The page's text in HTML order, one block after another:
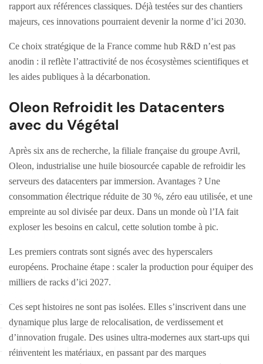
rapport aux références classiques. Déjà testées sur des chantiers
majeurs, ces innovations pourraient devenir la norme d’ici 2030.
Ce choix stratégique de la France comme hub R&D n’est pas
anodin : il reflète l’attractivité de nos écosystèmes scientifiques et
les aides publiques à la décarbonation.
Oleon Refroidit les Datacenters
avec du Végétal
Après six ans de recherche, la filiale française du groupe Avril,
Oleon, industrialise une huile biosourcée capable de refroidir les
serveurs des datacenters par immersion. Avantages ? Une
consommation électrique réduite de 30 %, zéro eau utilisée, et une
empreinte au sol divisée par deux. Dans un monde où l’IA fait
exploser les besoins en calcul, cette solution tombe à pic.
Les premiers contrats sont signés avec des hyperscalers
européens. Prochaine étape : scaler la production pour équiper des
milliers de racks d’ici 2027.
Ces sept histoires ne sont pas isolées. Elles s’inscrivent dans une
dynamique plus large de relocalisation, de verdissement et
d’innovation frugale. Des usines ultra-modernes aux start-ups qui
réinventent les matériaux, en passant par des marques